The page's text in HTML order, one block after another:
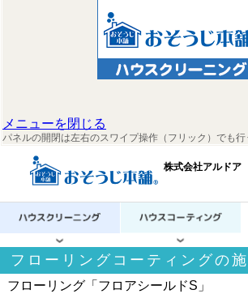
メニューを閉じる
パネルの開閉は左右のスワイプ操作（フリック）でも
株式会社アルドア
フローリングコーティングの
フローリング「フロアシールドS」